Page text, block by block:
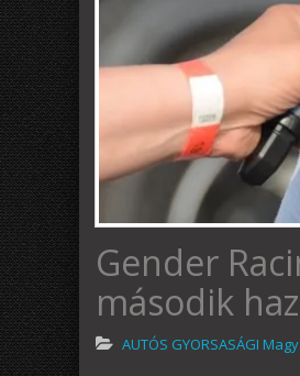
Gender
második
AUTÓS GYORSASÁGI